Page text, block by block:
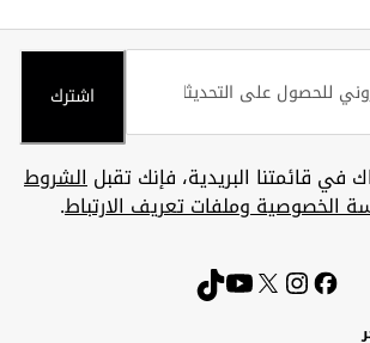
اشترك
في قائمتنا البريدية، فإنك تقبلالشروط
الخصوصية وملفات تعريف الارتباط.